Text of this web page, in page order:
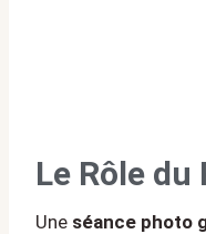
Le Rôle
Une séance photo